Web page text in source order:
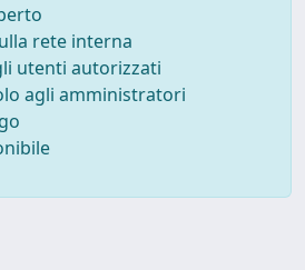
rete interna
utenti autorizzati
agli amministratori